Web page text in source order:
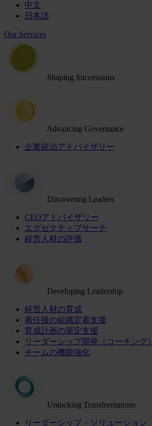
中文
日本語
Our Services
Shaping Successions
Advancing Governance
企業統治アドバイザリー
Discovering Leaders
CEOアドバイザリー
エグゼクティブサーチ
経営人材の評価
Developing Leadership
経営人材の育成
着任後の組織定着支援
育成計画の策定支援
リーダーシップ開発（コーチング）
チームの機能強化
Unlocking Transformations
リーダーシップ・ソリューション